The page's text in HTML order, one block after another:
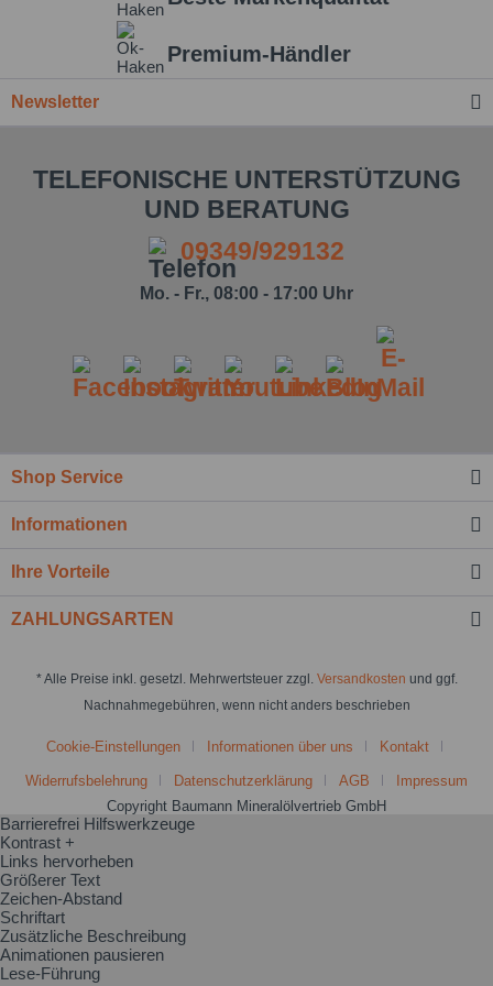
Ich habe die Datenschutzbestimmungzur Kenntnis
Nachricht senden
Premium-Händler
Newsletter
TELEFONISCHE UNTERSTÜTZUNG
UND BERATUNG
09349/929132
Mo. - Fr., 08:00 - 17:00 Uhr
Shop Service
Informationen
Ihre Vorteile
ZAHLUNGSARTEN
* Alle Preise inkl. gesetzl. Mehrwertsteuer zzgl. Versandkosten und ggf.
Nachnahmegebühren, wenn nicht anders beschrieben
Cookie-Einstellungen Informationen über uns Kontakt
Widerrufsbelehrung Datenschutzerklärung AGB
Impressum
Copyright Baumann Mineralölvertrieb GmbH
Barrierefrei Hilfswerkzeuge
Kontrast +
Links hervorheben
Größerer Text
Zeichen-Abstand
Schriftart
Zusätzliche Beschreibung
Animationen pausieren
Lese-Führung